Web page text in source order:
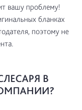
вашу проблему!
бланках
поэтому не
В